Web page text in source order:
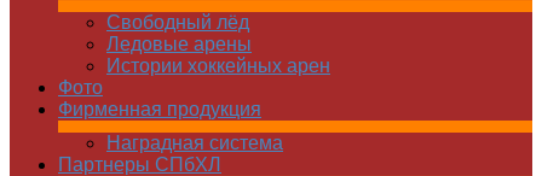
Свободный лёд
Ледовые арены
Истории хоккейных арен
Фото
Фирменная продукция
Наградная система
Партнеры СПбХЛ